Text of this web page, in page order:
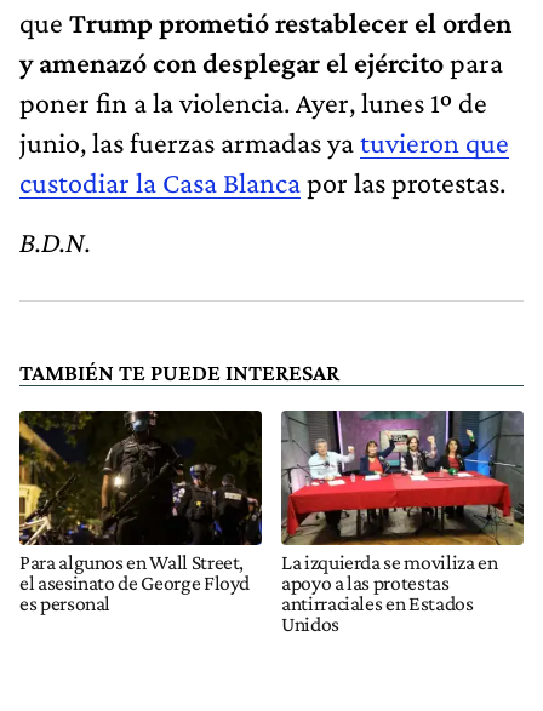
que Trump prometió restablecer el orden
y amenazó con desplegar el ejércitopara
poner fin a la violencia. Ayer, lunes 1º de
junio, las fuerzas armadas yatuvieron que
custodiar la Casa Blancapor las protestas.
B.D.N.
TAMBIÉN TE PUEDE INTERESAR
Para algunos en Wall Street,
el asesinato de George Floyd
es personal
La izquierda se moviliza en
apoyo a las protestas
antirraciales en Estados
Unidos